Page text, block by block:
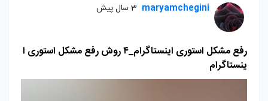
maryamchegini 3 سال پیش
رفع مشکل استوری اینستاگرام_۴ روش رفع مشکل استوری ا
ینستاگرام